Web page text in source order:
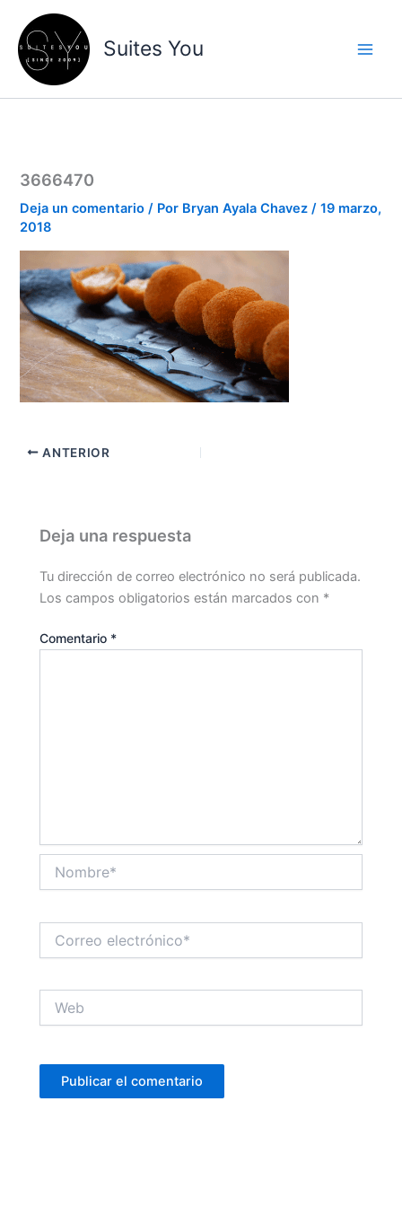
contenido
contenido
Suites You
3666470
Deja un comentario / Por Bryan Ayala Chavez/19 marzo,
2018
ANTERIOR
Deja una respuesta
Tu dirección de correo electrónico no será publicada.
Los campos obligatorios están marcados con *
Comentario *
electrónico*